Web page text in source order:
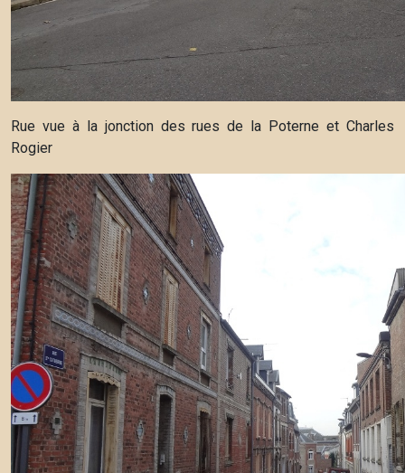
Rue vue à la jonction des rues de la Poterne et Charles
Rogier